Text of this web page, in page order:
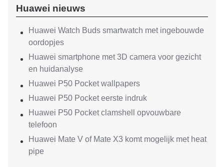
Huawei nieuws
Huawei Watch Buds smartwatch met ingebouwde
oordopjes
Huawei smartphone met 3D camera voor gezicht
en huidanalyse
Huawei P50 Pocket wallpapers
Huawei P50 Pocket eerste indruk
Huawei P50 Pocket clamshell opvouwbare
telefoon
Huawei Mate V of Mate X3 komt mogelijk met heat
pipe